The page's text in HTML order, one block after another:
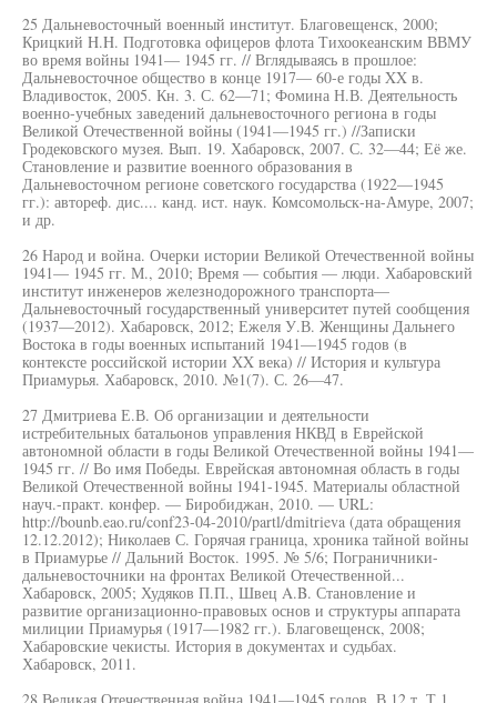
25 Дальневосточный военный институт. Благовещенск, 2000;
Крицкий H.H. Подготовка офицеров флота Тихоокеанским ВВМУ
во время войны 1941— 1945 гг. // Вглядываясь в прошлое:
Дальневосточное общество в конце 1917— 60-е годы XX в.
Владивосток, 2005. Кн. 3. С. 62—71; Фомина Н.В. Деятельность
военно-учебных заведений дальневосточного региона в годы
Великой Отечественной войны (1941—1945 гг.) //Записки
Гродековского музея. Вып. 19. Хабаровск, 2007. С. 32—44; Её же.
Становление и развитие военного образования в
Дальневосточном регионе советского государства (1922—1945
гг.): автореф. дис.... канд. ист. наук. Комсомольск-на-Амуре, 2007;
и др.
26 Народ и война. Очерки истории Великой Отечественной войны
1941— 1945 гг. М., 2010; Время — события — люди. Хабаровский
институт инженеров железнодорожного транспорта—
Дальневосточный государственный университет путей сообщения
(1937—2012). Хабаровск, 2012; Ежеля У.В. Женщины Дальнего
Востока в годы военных испытаний 1941—1945 годов (в
контексте российской истории XX века) // История и культура
Приамурья. Хабаровск, 2010. №1(7). С. 26—47.
27 Дмитриева Е.В. Об организации и деятельности
истребительных батальонов управления НКВД в Еврейской
автономной области в годы Великой Отечественной войны 1941—
1945 гг. // Во имя Победы. Еврейская автономная область в годы
Великой Отечественной войны 1941-1945. Материалы областной
науч.-практ. конфер. — Биробиджан, 2010. — URL:
http://bounb.eao.ru/conf23-04-2010/partl/dmitrieva (дата обращения
12.12.2012); Николаев С. Горячая граница, хроника тайной войны
в Приамурье // Дальний Восток. 1995. № 5/6; Пограничники-
дальневосточники на фронтах Великой Отечественной...
Хабаровск, 2005; Худяков П.П., Швец A.B. Становление и
развитие организационно-правовых основ и структуры аппарата
милиции Приамурья (1917—1982 гг.). Благовещенск, 2008;
Хабаровские чекисты. История в документах и судьбах.
Хабаровск, 2011.